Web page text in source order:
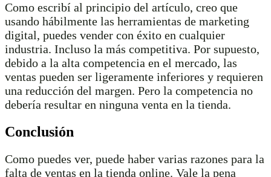
Como escribí al principio del artículo, creo que
usando hábilmente las herramientas de marketing
digital, puedes vender con éxito en cualquier
industria. Incluso la más competitiva. Por supuesto,
debido a la alta competencia en el mercado, las
ventas pueden ser ligeramente inferiores y requieren
una reducción del margen. Pero la competencia no
debería resultar en ninguna venta en la tienda.
Conclusión
Como puedes ver, puede haber varias razones para la
falta de ventas en la tienda online. Vale la pena